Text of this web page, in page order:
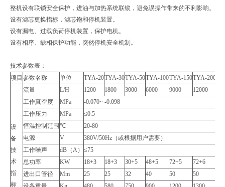
整机设有联锁安全保护，进油与加热系统联锁，避免误操作带来的不利影响。
设有滤芯更换指标，滤芯饱和停机装置。
设有漏电、过载负荷停机装置，保护电机。
设有相序、缺相保护功能，突然停机安全机制。
技术参数表：
项目 参数名称 单位 TYA-20TYA-30TYA-50TYA-100TYA-150TYA-200
设
备
技
术
指
标
流量 L/H 1200 1800 3000 6000 9000 12000
工作真空度
MPa
-0.070~ -0.098
工作压力
MPa
≤0.5
恒温控制范围℃
20-80
电源
V
380V/50Hz（或根据用户需要）
工作噪声
dB（A） ≤75
总功率
KW 18+3 18+3 30+5 48+5 72+5 72+6
进出口管径
Mm 25 25 32 40 50 50